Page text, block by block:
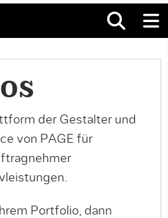
der Gestalter und
von PAGE für
Portfolio, dann